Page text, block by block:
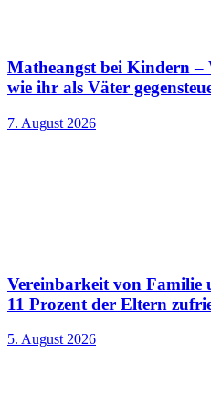
Matheangst bei Kindern –
wie ihr als Väter
7. August 2026
Vereinbarkeit von
11 Prozent der Eltern
5. August 2026